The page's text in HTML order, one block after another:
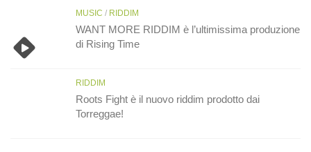
MUSIC / RIDDIM
WANT MORE RIDDIM è l’ultimissima produzione
di Rising Time
RIDDIM
Roots Fight è il nuovo riddim prodotto dai
Torreggae!